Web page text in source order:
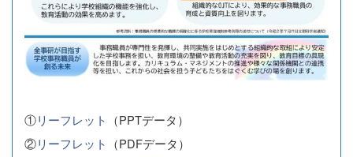
①リーフレット （PPTデータ）
②リーフレット （PDFデータ）